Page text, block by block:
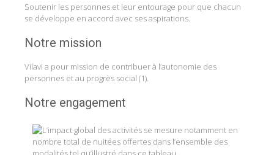
Soutenir les personnes et leur entourage pour que chacun
se développe en accord avec ses aspirations.
Notre mission
Vilavi a pour mission de contribuer à l’autonomie des
personnes et au progrès social (1).
Notre engagement